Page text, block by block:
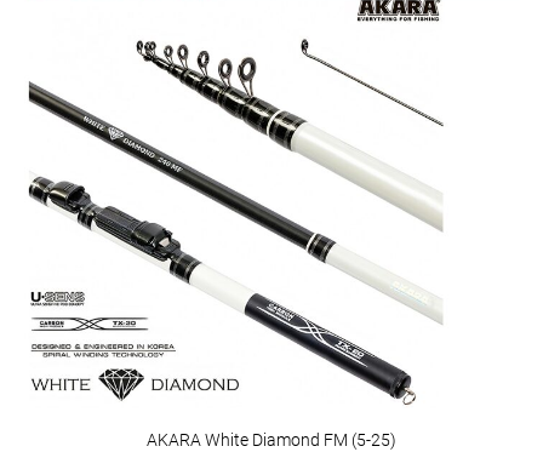
AKARA White Diamond FM (5-25)